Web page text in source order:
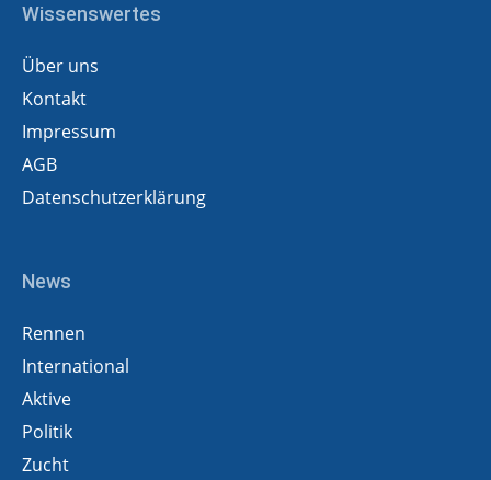
Wissenswertes
Über uns
Kontakt
Impressum
AGB
Datenschutzerklärung
News
Rennen
International
Aktive
Politik
Zucht